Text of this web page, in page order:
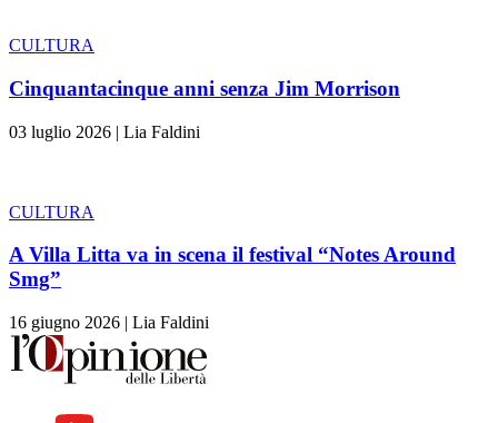
CULTURA
Cinquantacinque anni senza Jim Morrison
03 luglio 2026 | Lia Faldini
CULTURA
A Villa Litta va in scena il festival “Notes Around
Smg”
16 giugno 2026 | Lia Faldini